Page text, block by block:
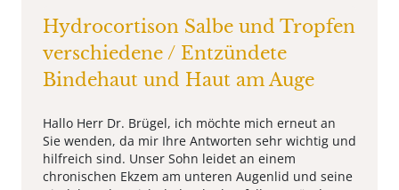
Hydrocortison Salbe und Tropfen
verschiedene / Entzündete
Bindehaut und Haut am Auge
Hallo Herr Dr. Brügel, ich möchte mich erneut an
Sie wenden, da mir Ihre Antworten sehr wichtig und
hilfreich sind. Unser Sohn leidet an einem
chronischen Ekzem am unteren Augenlid und seine